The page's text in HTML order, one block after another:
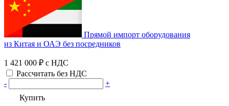
Прямой импорт оборудования
из Китая и ОАЭ без посредников
1 421 000 ₽ с НДС
Рассчитать без НДС
-
+
Купить